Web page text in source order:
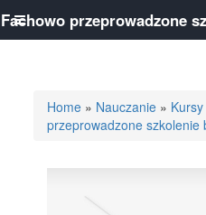
Home » Nauczanie »
przeprowadzone szkolenie
Fachowo przeprowadzone